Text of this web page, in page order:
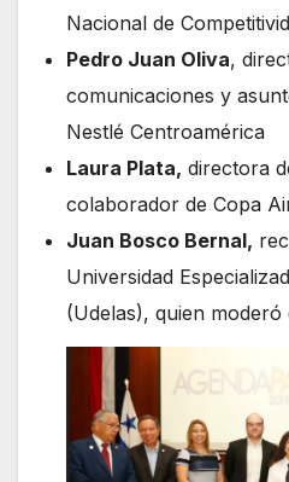
Nacional de
Pedro Juan Oliva,
comunicaciones y
Nestlé Centroamérica
Laura Plata, directora
colaborador de Copa
Juan Bosco Bernal,
Universidad
(Udelas), quien moderó